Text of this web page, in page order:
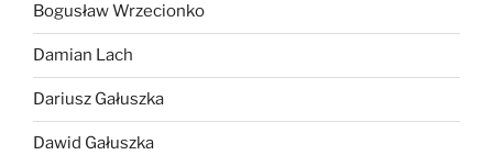
Bogusław Wrzecionko
Damian Lach
Dariusz Gałuszka
Dawid Gałuszka